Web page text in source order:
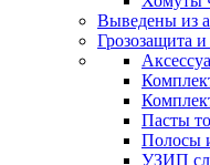
Выведены из
Грозозащита и
Пасты
Полосы
УЗИП